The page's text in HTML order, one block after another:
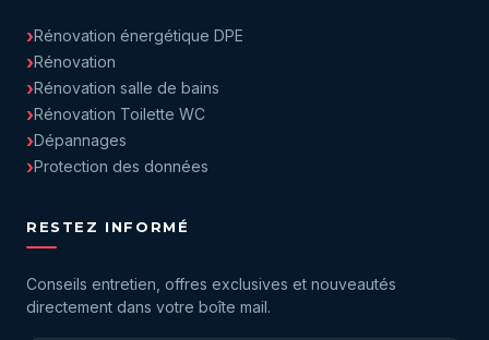
Rénovation énergétique DPE
Rénovation
Rénovation salle de bains
Rénovation Toilette WC
Dépannages
Protection des données
RESTEZ INFORMÉ
Conseils entretien, offres exclusives et nouveautés
directement dans votre boîte mail.